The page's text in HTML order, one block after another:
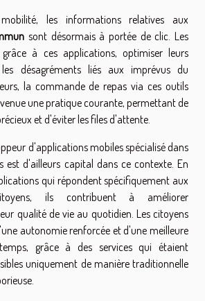
les informations relatives aux
sont désormais à portée de clic. Les
grâce à ces applications, optimiser leurs
désagréments liés aux imprévus du
la commande de repas via ces outils
une pratique courante, permettant de
et d'éviter les files d'attente.
d'applications mobiles spécialisé dans
est d'ailleurs capital dans ce contexte. En
qui répondent spécifiquement aux
ils contribuent à améliorer
qualité de vie au quotidien. Les citoyens
autonomie renforcée et d'une meilleure
grâce à des services qui étaient
uniquement de manière traditionnelle